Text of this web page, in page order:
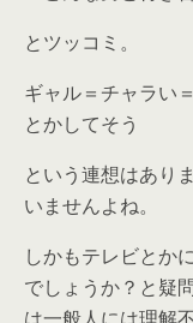
とツッコミ。
ギャル＝チャラい
とかしてそう
という連想はあり
いませんよね。
しかもテレビとか
でしょうか？と疑